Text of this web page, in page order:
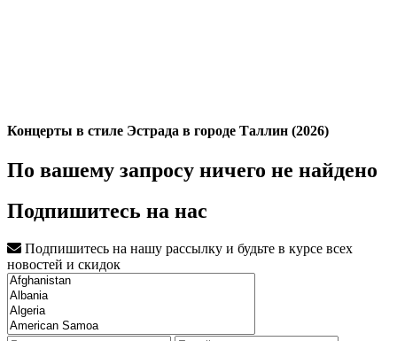
Концерты в стиле Эстрада в городе Таллин (2026)
По вашему запросу ничего не найдено
Подпишитесь на нас
Подпишитесь на нашу рассылку и будьте в курсе всех
новостей и скидок